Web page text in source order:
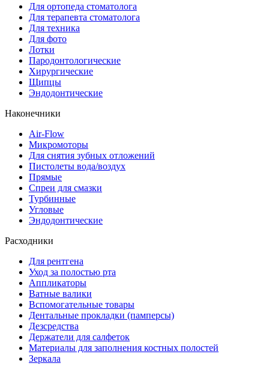
Для ортопеда стоматолога
Для терапевта стоматолога
Для техника
Для фото
Лотки
Пародонтологические
Хирургические
Щипцы
Эндодонтические
Наконечники
Air-Flow
Микромоторы
Для снятия зубных отложений
Пистолеты вода/воздух
Прямые
Спреи для смазки
Турбинные
Угловые
Эндодонтические
Расходники
Для рентгена
Уход за полостью рта
Аппликаторы
Ватные валики
Вспомогательные товары
Дентальные прокладки (памперсы)
Дезсредства
Держатели для салфеток
Материалы для заполнения костных полостей
Зеркала